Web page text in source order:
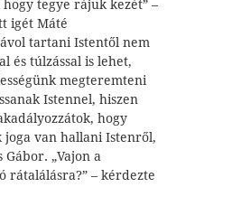
tegye rájuk kezét” –
igét Máté
tartani Istentől nem
és túlzással is lehet,
megteremteni
Istennel, hiszen
hogy
joga van hallani Istenről,
„Vajon a
rátalálásra?” – kérdezte